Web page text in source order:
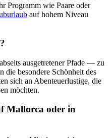
Programm wie Paare oder
auf hohem Niveau
ausgetretener Pfade — zu
die besondere Schönheit des
sich an Abenteuerlustige, die
möchten.
Mallorca oder in